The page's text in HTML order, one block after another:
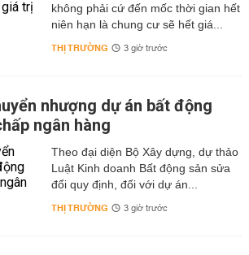
không phải cứ đến mốc thời gian hết
niên hạn là chung cư sẽ hết giá...
THỊ TRƯỜNG 3 giờ trước
nhượng dự án bất động
ngân hàng
Theo đại diện Bộ Xây dựng, dự thảo
Luật Kinh doanh Bất động sản sửa
đổi quy định, đối với dự án...
THỊ TRƯỜNG 3 giờ trước